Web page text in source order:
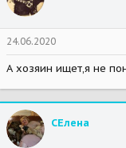
o
n
s
:
24.06.2020
А хозяин ищет,я не
СЕлена